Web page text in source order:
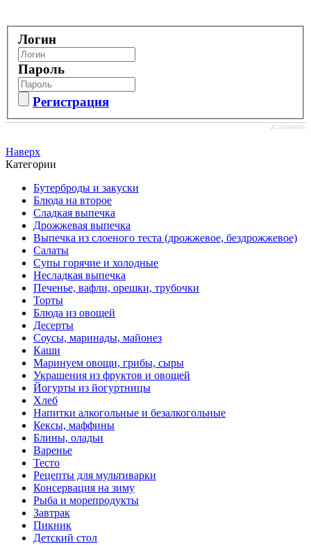
Логин
Пароль
Регистрация
JComments
Наверх
Категории
Бутерброды и закуски
Блюда на второе
Сладкая выпечка
Дрожжевая выпечка
Выпечка из слоеного теста (дрожжевое, бездрожжевое)
Салаты
Супы горячие и холодные
Несладкая выпечка
Печенье, вафли, орешки, трубочки
Торты
Блюда из овощей
Десерты
Соусы, маринады, майонез
Каши
Маринуем овощи, грибы, сыры
Украшения из фруктов и овощей
Йогурты из йогуртницы
Хлеб
Напитки алкогольные и безалкогольные
Кексы, маффины
Блины, оладьи
Варенье
Тесто
Рецепты для мультиварки
Консервация на зиму
Рыба и морепродукты
Завтрак
Пикник
Детский стол